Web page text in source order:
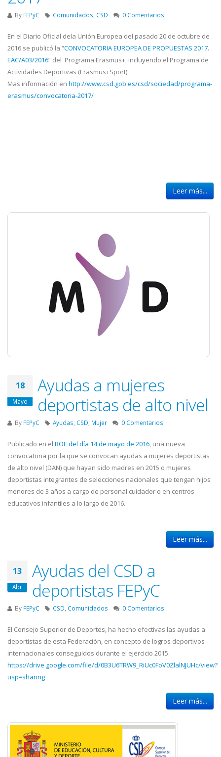
By FEPyC Comunidados CSD 0 Comentarios
En el Diario Oficial dela Unión Europea del pasado 20 de octubre de
2016 se publicó la “CONVOCATORIA EUROPEA DE PROPUESTAS 2017.
EAC/A03/2016” del Programa Erasmus+, incluyendo el Programa de
Actividades Deportivas (Erasmus+Sport).
Mas información en http://www.csd.gob.es/csd/sociedad/programa-
erasmus/convocatoria-2017/
Leer más...
18
Mayo
Ayudas a mujeres
deportistas de alto nivel
By FEPyC Ayudas CSD Mujer 0 Comentarios
Publicado en el BOE del día 14 de mayo de 2016 , una nueva
convocatoria por la que se convocan ayudas a mujeres deportistas
de alto nivel (DAN) que hayan sido madres en 2015 o mujeres
deportistas integrantes de selecciones nacionales que tengan hijos
menores de 3 años a cargo de personal cuidador o en centros
educativos infantiles a lo largo de 2016.
Leer más...
13
Abr
Ayudas del CSD a
deportistas FEPyC
By FEPyC CSD Comunidados 0 Comentarios
El Consejo Superior de Deportes, ha hecho efectivas las ayudas a
deportistas de esta Federación, en concepto de logros deportivos
internacionales conseguidos durante el ejercicio 2015.
https://drive.google.com/file/d/0B3U6TRW9_RiUc0FoV0ZlalNJUHc/view?
usp=sharing
Leer más...